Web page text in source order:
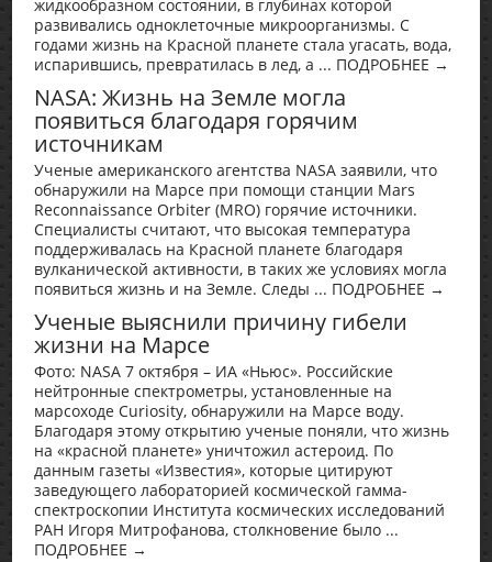
жидкообразном состоянии, в глубинах которой
развивались одноклеточные микроорганизмы. С
годами жизнь на Красной планете стала угасать, вода,
испарившись, превратилась в лед, а ... ПОДРОБНЕЕ →
NASA: Жизнь на Земле могла
появиться благодаря горячим
источникам
Ученые американского агентства NASA заявили, что
обнаружили на Марсе при помощи станции Mars
Reconnaissance Orbiter (MRO) горячие источники.
Специалисты считают, что высокая температура
поддерживалась на Красной планете благодаря
вулканической активности, в таких же условиях могла
появиться жизнь и на Земле. Следы ... ПОДРОБНЕЕ →
Ученые выяснили причину гибели
жизни на Марсе
Фото: NASA 7 октября – ИА «Ньюс». Российские
нейтронные спектрометры, установленные на
марсоходе Curiosity, обнаружили на Марсе воду.
Благодаря этому открытию ученые поняли, что жизнь
на «красной планете» уничтожил астероид. По
данным газеты «Известия», которые цитируют
заведующего лабораторией космической гамма-
спектроскопии Института космических исследований
РАН Игоря Митрофанова, столкновение было ...
ПОДРОБНЕЕ →